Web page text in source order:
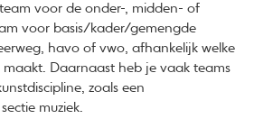
voor de onder-, midden- of
voor basis/kader/gemengde
havo of vwo, afhankelijk welke
maakt. Daarnaast heb je vaak teams
zoals een
muziek.